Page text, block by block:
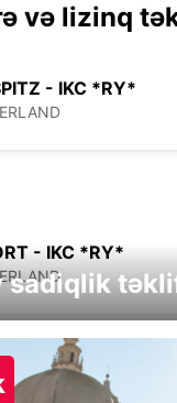
- IKC *RY*
- IKC *RY*
və lizinq
sadiqlik